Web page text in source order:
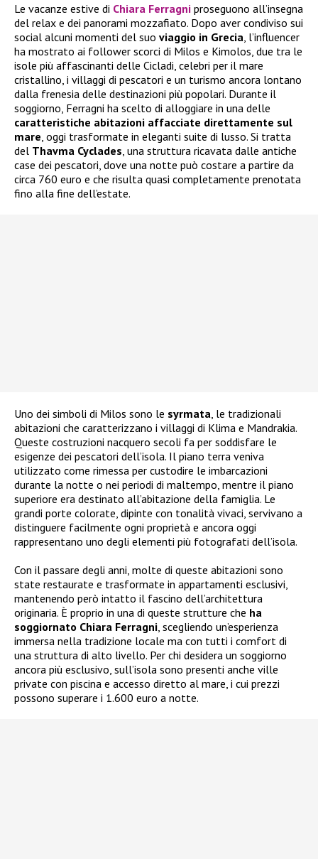
Le vacanze estive di Chiara Ferragni proseguono all’insegna
del relax e dei panorami mozzafiato. Dopo aver condiviso sui
social alcuni momenti del suo viaggio in Grecia , l’influencer
ha mostrato ai follower scorci di Milos e Kimolos, due tra le
isole più affascinanti delle Cicladi, celebri per il mare
cristallino, i villaggi di pescatori e un turismo ancora lontano
dalla frenesia delle destinazioni più popolari. Durante il
soggiorno, Ferragni ha scelto di alloggiare in una delle
caratteristiche abitazioni affacciate direttamente sul
mare , oggi trasformate in eleganti suite di lusso. Si tratta
del Thavma Cyclades , una struttura ricavata dalle antiche
case dei pescatori, dove una notte può costare a partire da
circa 760 euro e che risulta quasi completamente prenotata
fino alla fine dell’estate.
Uno dei simboli di Milos sono le syrmata , le tradizionali
abitazioni che caratterizzano i villaggi di Klima e Mandrakia.
Queste costruzioni nacquero secoli fa per soddisfare le
esigenze dei pescatori dell’isola. Il piano terra veniva
utilizzato come rimessa per custodire le imbarcazioni
durante la notte o nei periodi di maltempo, mentre il piano
superiore era destinato all’abitazione della famiglia. Le
grandi porte colorate, dipinte con tonalità vivaci, servivano a
distinguere facilmente ogni proprietà e ancora oggi
rappresentano uno degli elementi più fotografati dell’isola.
Con il passare degli anni, molte di queste abitazioni sono
state restaurate e trasformate in appartamenti esclusivi,
mantenendo però intatto il fascino dell’architettura
originaria. È proprio in una di queste strutture che ha
soggiornato Chiara Ferragni , scegliendo un’esperienza
immersa nella tradizione locale ma con tutti i comfort di
una struttura di alto livello. Per chi desidera un soggiorno
ancora più esclusivo, sull’isola sono presenti anche ville
private con piscina e accesso diretto al mare, i cui prezzi
possono superare i 1.600 euro a notte.